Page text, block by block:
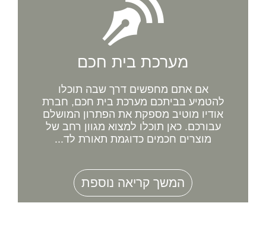
מערכת בית חכם
אם אתם מחפשים דרך שבה תוכלו
להטמיע בביתכם מערכת בית חכם, חברת
אודיו מוטיב מספקת את הפתרון המושלם
עבורכם. כאן תוכלו למצוא מגוון רחב של
מוצרים חכמים כדוגמת תאורת לד...
המשך קריאה נוספת